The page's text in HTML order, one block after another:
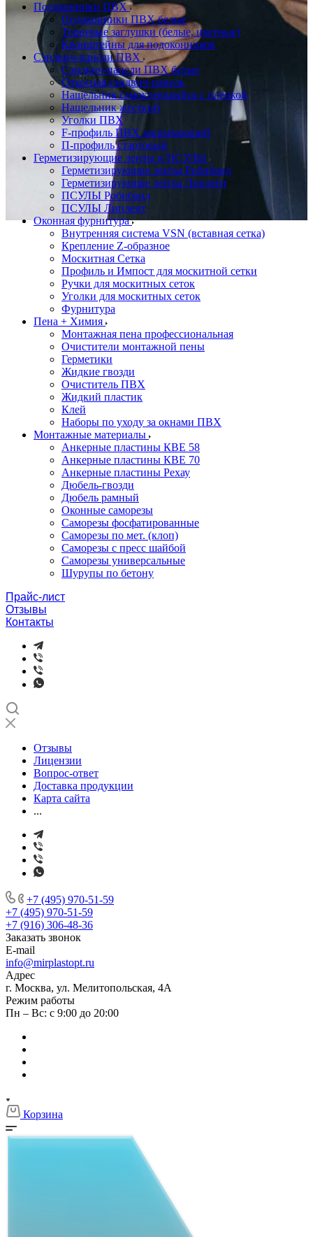
Подоконники ПВХ
Подоконники ПВХ белые
Торцевые заглушки (белые, цветные)
Кронштейны для подоконников
Сэндвич-панели ПВХ
Сэндвич-панели ПВХ белые
Откосная сэндвич-панель
Нащельник самоклеющийся с пленкой
Нащельник жесткий
Уголки ПВХ
F-профиль ПВХ закрывающий
П-профиль стартовый
Герметизирующие ленты и ПСУЛЫ
Герметизирующие ленты Робибанд
Герметизирующие ленты Липлент
ПСУЛЫ Робибанд
ПСУЛЫ Липлент
Оконная фурнитура
Внутренняя система VSN (вставная сетка)
Крепление Z-образное
Москитная Сетка
Профиль и Импост для москитной сетки
Ручки для москитных сеток
Уголки для москитных сеток
Фурнитура
Пена + Химия
Монтажная пена профессиональная
Очистители монтажной пены
Герметики
Жидкие гвозди
Очиститель ПВХ
Жидкий пластик
Клей
Наборы по уходу за окнами ПВХ
Монтажные материалы
Анкерные пластины КВЕ 58
Анкерные пластины КВЕ 70
Анкерные пластины Рехау
Дюбель-гвозди
Дюбель рамный
Оконные саморезы
Саморезы фосфатированные
Саморезы по мет. (клоп)
Саморезы с пресс шайбой
Саморезы универсальные
Шурупы по бетону
Прайс-лист
Отзывы
Контакты
Отзывы
Лицензии
Вопрос-ответ
Доставка продукции
Карта сайта
...
+7 (495) 970-51-59
+7 (495) 970-51-59
+7 (916) 306-48-36
Заказать звонок
E-mail
info@mirplastopt.ru
Адрес
г. Москва, ул. Мелитопольская, 4А
Режим работы
Пн – Вс: с 9:00 до 20:00
Корзина